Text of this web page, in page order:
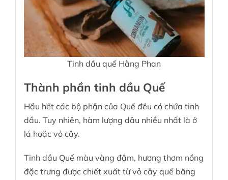
Tinh dầu quế Hằng Phan
Thành phần tinh dầu Quế
Hầu hết các bộ phận của Quế đều có chứa tinh
dầu. Tuy nhiên, hàm lượng dâu nhiều nhất là ở
lá hoặc vỏ cây.
Tinh dầu Quế màu vàng đậm, hương thơm nồng
đặc trưng được chiết xuất từ vỏ cây quế bằng